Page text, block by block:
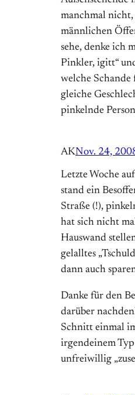
manchmal
männlichen
sehe, denke ich
Pinkler, igitt“
welche Schande
gleiche
pinkelnde
AKNov. 24,
Letzte Woche
stand ein
Straße (!),
hat sich nicht
Hauswand
gelalltes
dann auch
Danke für den
darüber
Schnitt einmal
irgendeinem
unfreiwillig